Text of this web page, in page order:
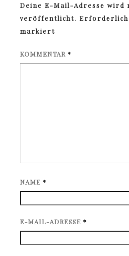
Deine E-Mail-Adresse wird
veröffentlicht.
markiert
KOMMENTAR *
NAME *
E-MAIL-ADRESSE *